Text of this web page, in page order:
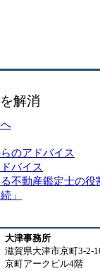
解消
のアドバイス
バイス
不動産鑑定士の役
」
大津事務所
滋賀県大津市京町3-2-
京町アークビル4階